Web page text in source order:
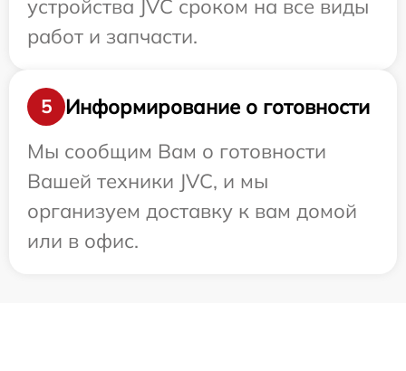
устройства JVC сроком на все виды
работ и запчасти.
5
Информирование о готовности
Мы сообщим Вам о готовности
Вашей техники JVC, и мы
организуем доставку к вам домой
или в офис.